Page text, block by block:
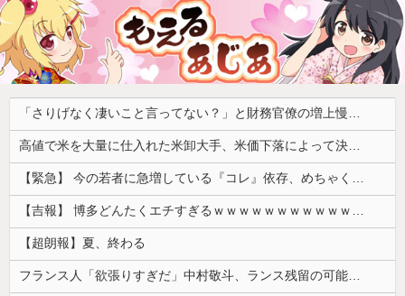
「さりげなく凄いこと言ってない？」と財務官僚の増上慢っぷりに衝撃を受ける人が続出、なぜ官僚にすぎない財務省が……
高値で米を大量に仕入れた米卸大手、米価下落によって決算が凄まじいことになっている模様
【緊急】 今の若者に急増している『コレ』依存、めちゃくちゃ深刻な模様w w w w w w w w w w
【吉報】 博多どんたくエチすぎるｗｗｗｗｗｗｗｗｗｗｗｗｗｗｗ
【超朗報】夏、終わる
フランス人「欲張りすぎだ」中村敬斗、ランス残留の可能性を会長が示唆！移籍金が交渉の壁に..現地サポの本音がこれ！【海外の反応】